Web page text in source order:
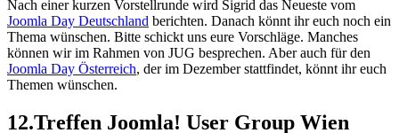
Nach einer kurzen Vorstellrunde wird Sigrid das Neueste vom
Joomla Day Deutschland berichten. Danach könnt ihr euch noch ein
Thema wünschen. Bitte schickt uns eure Vorschläge. Manches
können wir im Rahmen von JUG besprechen. Aber auch für den
Joomla Day Österreich, der im Dezember stattfindet, könnt ihr euch
Themen wünschen.
12.Treffen Joomla! User Group Wien